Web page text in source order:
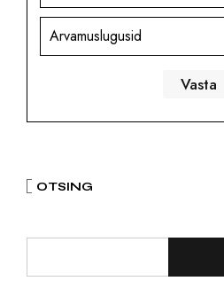
Arvamuslugusid
OTSING